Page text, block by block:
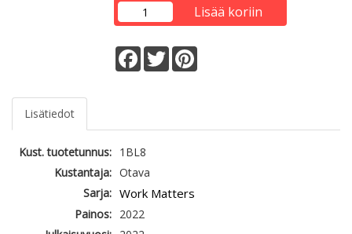
Lisää koriin
Facebook
Twitter
Lisätiedot
Kust. tuotetunnus: 1BL8
Kustantaja: Otava
Sarja: Work Matters
Painos: 2022